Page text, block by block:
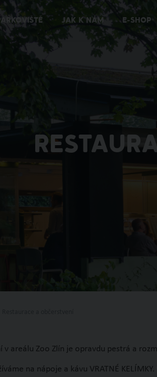
JAK K NÁM E-SHOP
v areálu Zoo Zlín je opravdu pestrá a
na nápoje a kávu VRATNÉ